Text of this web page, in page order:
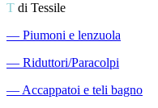
T di Tessile
― Piumoni e lenzuola
― Riduttori/Paracolpi
―Accappatoi e teli bagno